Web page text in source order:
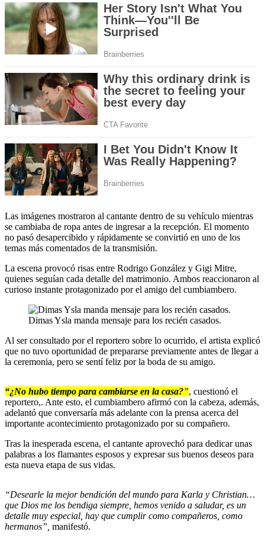
Las imágenes mostraron al cantante dentro de su vehículo mientras
se cambiaba de ropa antes de ingresar a la recepción. El momento
no pasó desapercibido y rápidamente se convirtió en uno de los
temas más comentados de la transmisión.
La escena provocó risas entre Rodrigo González y Gigi Mitre,
quienes seguían cada detalle del matrimonio. Ambos reaccionaron al
curioso instante protagonizado por el amigo del cumbiambero.
Dimas Ysla manda mensaje para los recién casados.
Al ser consultado por el reportero sobre lo ocurrido, el artista explicó
que no tuvo oportunidad de prepararse previamente antes de llegar a
la ceremonia, pero se sentí feliz por la boda de su amigo.
“¿No hubo tiempo para cambiarse en la casa?”, cuestionó el
reportero,. Ante esto, el cumbiambero afirmó con la cabeza, además,
adelantó que conversaría más adelante con la prensa acerca del
importante acontecimiento protagonizado por su compañero.
Tras la inesperada escena, el cantante aprovechó para dedicar unas
palabras a los flamantes esposos y expresar sus buenos deseos para
esta nueva etapa de sus vidas.
“Desearle la mejor bendición del mundo para Karla y Christian…
que Dios me los bendiga siempre, hemos venido a saludar, es un
detalle muy especial, hay que cumplir como compañeros, como
hermanos”, manifestó.